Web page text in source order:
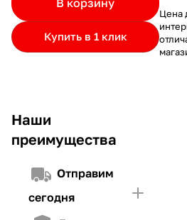
Купить в 1 клик
Наши
преимущества
Отправим
сегодня
и Первого взноса (в случае
Если лимит ниже
сумму нужно внести Первым взносом
4. Иметь достаточно средств для
Цена